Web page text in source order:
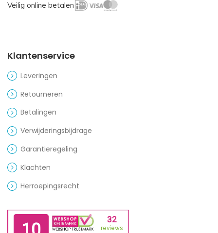
Veilig online betalen
Klantenservice
Leveringen
Retourneren
Betalingen
Verwijderingsbijdrage
Garantieregeling
Klachten
Herroepingsrecht